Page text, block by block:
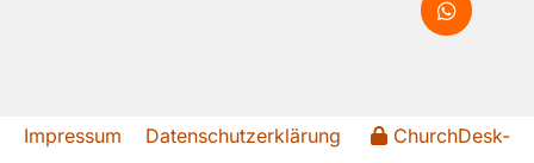
Impressum Datenschutzerklärung
ChurchDesk-